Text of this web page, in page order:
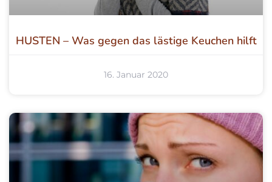
HUSTEN – Was gegen das lästige Keuchen hilft
16. Januar 2020